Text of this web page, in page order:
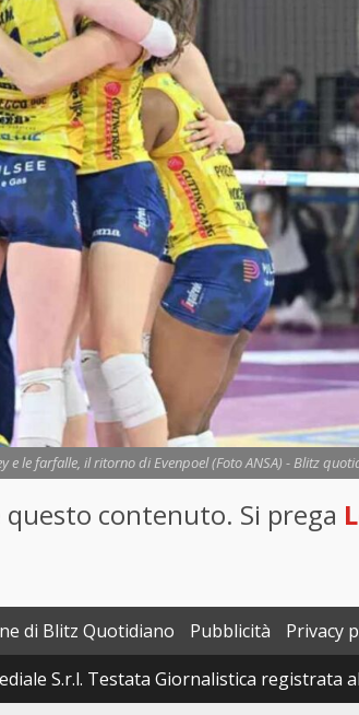
le farfalle, il ritorno di Evenpoel (Foto ANSA) - Blitz
questo contenuto. Si prega
di Blitz Quotidiano Pubblicità Privacy
S.r.l. Testata Giornalistica registrata